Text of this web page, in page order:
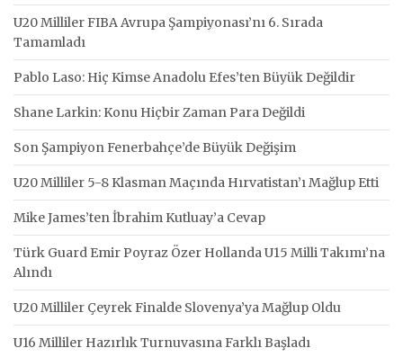
U20 Milliler FIBA Avrupa Şampiyonası’nı 6. Sırada
Tamamladı
Pablo Laso: Hiç Kimse Anadolu Efes’ten Büyük Değildir
Shane Larkin: Konu Hiçbir Zaman Para Değildi
Son Şampiyon Fenerbahçe’de Büyük Değişim
U20 Milliler 5-8 Klasman Maçında Hırvatistan’ı Mağlup Etti
Mike James’ten İbrahim Kutluay’a Cevap
Türk Guard Emir Poyraz Özer Hollanda U15 Milli Takımı’na
Alındı
U20 Milliler Çeyrek Finalde Slovenya’ya Mağlup Oldu
U16 Milliler Hazırlık Turnuvasına Farklı Başladı